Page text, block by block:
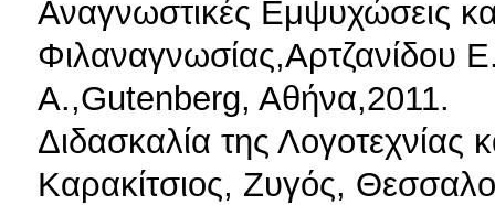
Αναγνωστικές Εμψυχώσεις
Φιλαναγνωσίας,Αρτζανίδου
Α.,Gutenberg, Aθήνα,2011.
Διδασκαλία της Λογοτεχνίας
Καρακίτσιος, Ζυγός,